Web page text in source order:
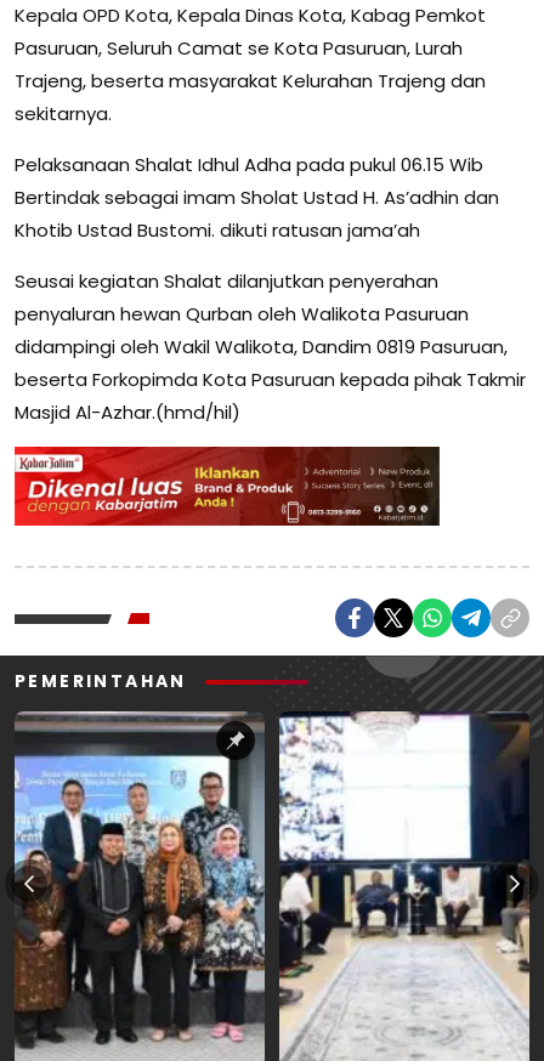
Kepala OPD Kota, Kepala Dinas Kota, Kabag Pemkot
Pasuruan, Seluruh Camat se Kota Pasuruan, Lurah
Trajeng, beserta masyarakat Kelurahan Trajeng dan
sekitarnya.
Pelaksanaan Shalat Idhul Adha pada pukul 06.15 Wib
Bertindak sebagai imam Sholat Ustad H. As’adhin dan
Khotib Ustad Bustomi. dikuti ratusan jama’ah
Seusai kegiatan Shalat dilanjutkan penyerahan
penyaluran hewan Qurban oleh Walikota Pasuruan
didampingi oleh Wakil Walikota, Dandim 0819 Pasuruan,
beserta Forkopimda Kota Pasuruan kepada pihak Takmir
Masjid Al-Azhar.(hmd/hil)
PEMERINTAHAN